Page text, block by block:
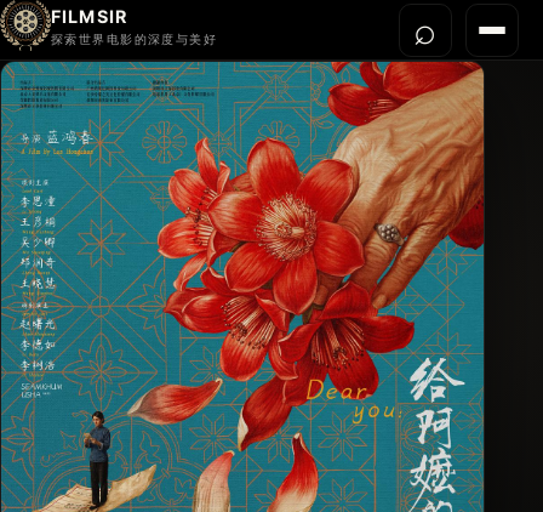
FILMSIR
探索世界电影的深度与美好 菜单
首页
今晚看什么
世界电影节
导演宇宙
影片库
影评与解读
关于我们
⌕打开